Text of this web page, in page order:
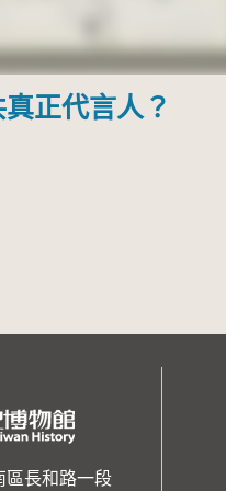
正代言人？
區長和路一段